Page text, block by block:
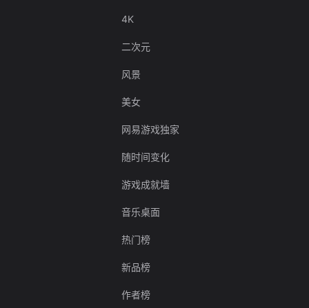
4K
二次元
风景
美女
网易游戏独家
随时间变化
游戏成就墙
音乐桌面
热门榜
新品榜
作者榜